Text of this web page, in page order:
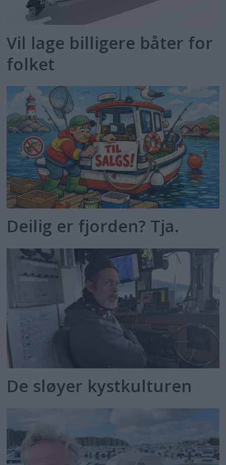
Vil lage billigere båter for
folket
Deilig er fjorden? Tja.
De sløyer kystkulturen